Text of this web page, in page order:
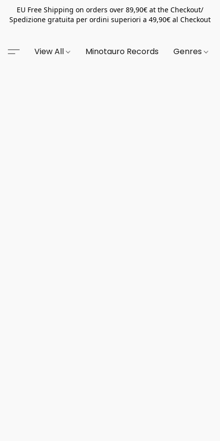
EU Free Shipping on orders over 89,90€ at the Checkout/
Spedizione gratuita per ordini superiori a 49,90€ al Checkout
View All Minotauro Records Genres